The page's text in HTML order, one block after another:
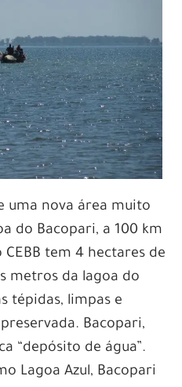
uma nova área muito
do Bacopari, a 100 km
CEBB tem 4 hectares de
metros da lagoa do
tépidas, limpas e
Bacopari,
“depósito de água”.
Lagoa Azul, Bacopari